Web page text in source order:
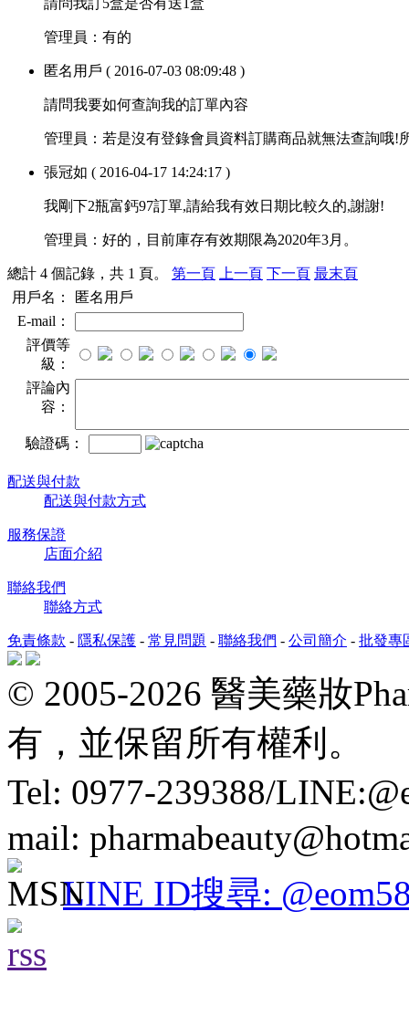
管理員： 有的
匿名用戶 ( 2016-07-03 08:09:48 )
請問我要如何查詢我的訂單內容
管理員： 若是沒有登錄會員資料訂購商品就無法查詢哦!
張冠如 ( 2016-04-17 14:24:17 )
我剛下2瓶富鈣97訂單,請給我有效日期比較久的,謝謝!
管理員： 好的，目前庫存有效期限為2020年3月。
總計 4 個記錄，共 1 頁。 第一頁 上一頁 下一頁 最末頁
用戶名：
匿名用戶
E-mail：
評價等
級：
評論內
容：
驗證碼：
配送與付款
配送與付款方式
服務保證
店面介紹
聯絡我們
聯絡方式
免責條款 - 隱私保護 - 常見問題 - 聯絡我們 - 公司簡介 - 批發專
© 2005-2026 醫美藥妝
有，並保留所有權利。
Tel: 0977-239388/
mail:
LINE ID搜尋: